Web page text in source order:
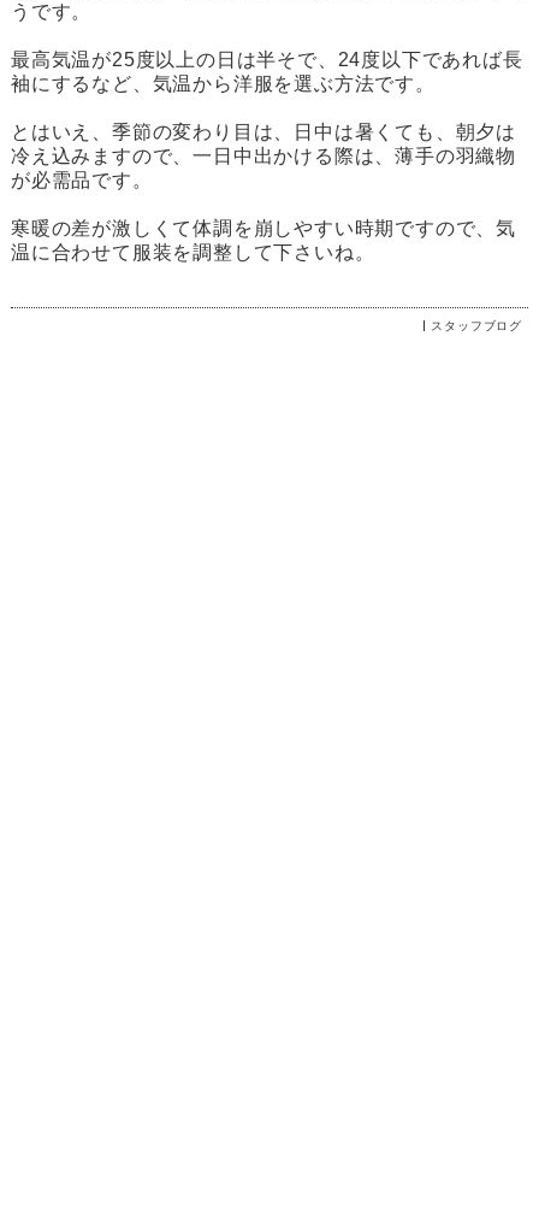
うです。
最高気温が25度以上の日は半そで、24度以下であれば長
袖にするなど、気温から洋服を選ぶ方法です。
とはいえ、季節の変わり目は、日中は暑くても、朝夕は
冷え込みますので、一日中出かける際は、薄手の羽織物
が必需品です。
寒暖の差が激しくて体調を崩しやすい時期ですので、気
温に合わせて服装を調整して下さいね。
スタッフブログ